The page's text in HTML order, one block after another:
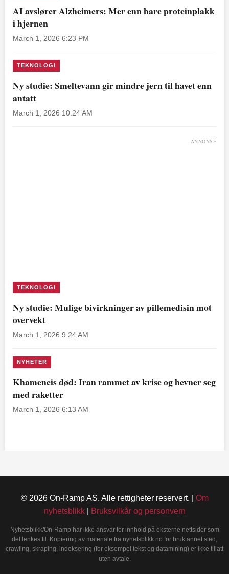
AI avslører Alzheimers: Mer enn bare proteinplakk
i hjernen
March 1, 2026 6:23 PM
TEKNOLOGI
Ny studie: Smeltevann gir mindre jern til havet enn
antatt
March 1, 2026 10:24 AM
ANNONSE
TEKNOLOGI
Ny studie: Mulige bivirkninger av pillemedisin mot
overvekt
March 1, 2026 9:24 AM
NYHETER
Khameneis død: Iran rammet av krise og hevner seg
med raketter
March 1, 2026 6:13 AM
© 2026 On-Ramp AS. Alle rettigheter reservert. | Om
nyhetsblikk| Bruksvilkår og personvern
Nyhetsblikk/On-Ramp har ikke ansvar for innhold på eksterne nettsider som
det lenkes til. Kopiering av materiale fra nyhetsblikk.no for bruk annet sted,
crawling, skraping, indeksering (for eksempel tekst og datamining) er ikke tillatt
uten avtale.